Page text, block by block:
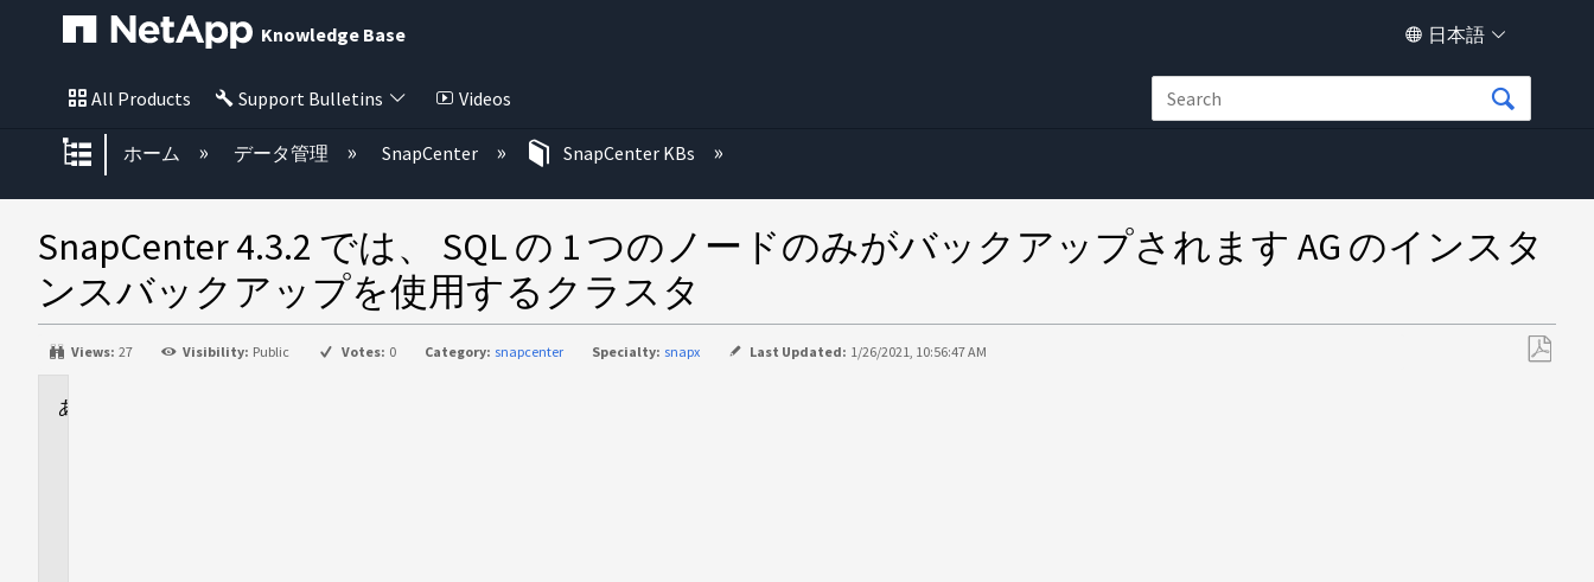
Knowledge Base 日本語
All Products Support Bulletins Videos
グローバル階層を展開/折りたたむ
ホーム データ管理 SnapCenter SnapCenter KBs
SnapCenter 4.3.2 では、 SQL の 1 つのノードのみがバックアップされます AG のインスタ
ンスバックアップを使用するクラスタ
Views: 27 Visibility: Public Votes: 0 Category: snapcenter Specialty: snapx Last Updated: 1/26/2021, 10:56:47 AM